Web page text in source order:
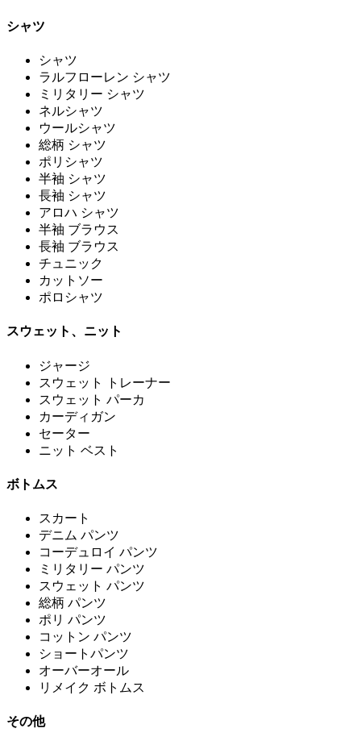
シャツ
シャツ
ラルフローレン シャツ
ミリタリー シャツ
ネルシャツ
ウールシャツ
総柄 シャツ
ポリシャツ
半袖 シャツ
長袖 シャツ
アロハ シャツ
半袖 ブラウス
長袖 ブラウス
チュニック
カットソー
ポロシャツ
スウェット、ニット
ジャージ
スウェット トレーナー
スウェット パーカ
カーディガン
セーター
ニット ベスト
ボトムス
スカート
デニム パンツ
コーデュロイ パンツ
ミリタリー パンツ
スウェット パンツ
総柄 パンツ
ポリ パンツ
コットン パンツ
ショートパンツ
オーバーオール
リメイク ボトムス
その他